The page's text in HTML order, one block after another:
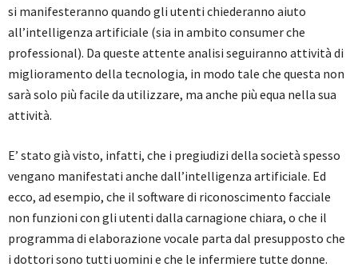
si manifesteranno quando gli utenti chiederanno aiuto
all’intelligenza artificiale (sia in ambito consumer che
professional). Da queste attente analisi seguiranno attività di
miglioramento della tecnologia, in modo tale che questa non
sarà solo più facile da utilizzare, ma anche più equa nella sua
attività.
E’ stato già visto, infatti, che i pregiudizi della società spesso
vengano manifestati anche dall’intelligenza artificiale. Ed
ecco, ad esempio, che il software di riconoscimento facciale
non funzioni con gli utenti dalla carnagione chiara, o che il
programma di elaborazione vocale parta dal presupposto che
i dottori sono tutti uomini e che le infermiere tutte donne.